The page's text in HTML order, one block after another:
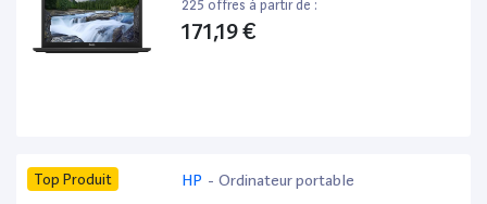
225 offres à partir de :
171,19 €
Top Produit HP - Ordinateur portable